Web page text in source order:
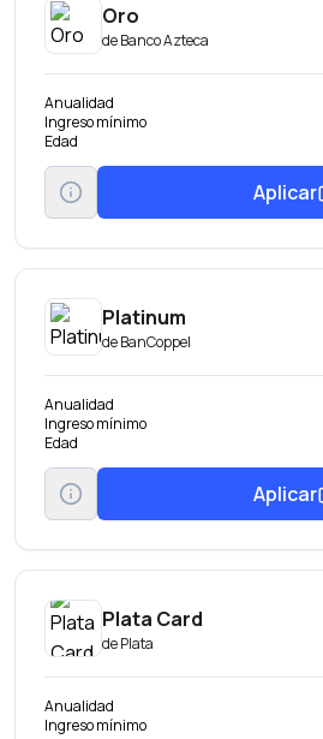
Oro
deBanco Azteca
Anualidad
Ingreso mínimo
Edad
Aplicar
Platinum
deBanCoppel
Anualidad
Ingreso mínimo
Edad
Aplicar
Plata Card
dePlata
Anualidad
Ingreso mínimo